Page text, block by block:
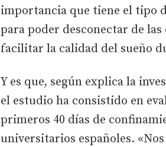
importancia que tiene el tipo
para poder desconectar de
facilitar la calidad del sueño
Y es que, según explica la
el estudio ha consistido en
primeros 40 días de
universitarios españoles.